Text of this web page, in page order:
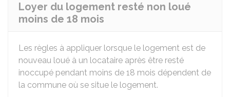
Loyer du logement resté non loué
moins de 18 mois
Les règles à appliquer lorsque le logement est de
nouveau loué à un locataire après être resté
inoccupé pendant moins de 18 mois dépendent de
la commune où se situe le logement.